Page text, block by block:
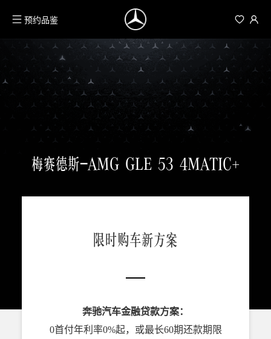
预约品鉴
梅赛德斯-AMG GLE 53 4MATIC+
限时购车新方案
奔驰汽车金融贷款方案：
0首付年利率0%起，或最长60期还款期限